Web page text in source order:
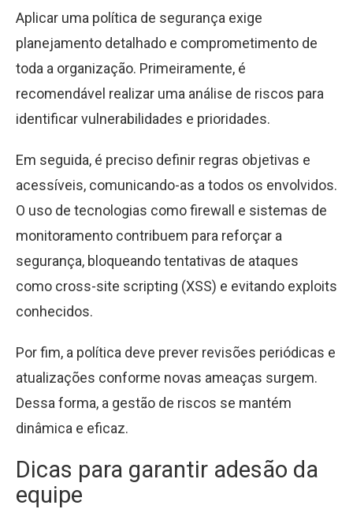
Aplicar uma política de segurança exige
planejamento detalhado e comprometimento de
toda a organização. Primeiramente, é
recomendável realizar uma análise de riscos para
identificar vulnerabilidades e prioridades.
Em seguida, é preciso definir regras objetivas e
acessíveis, comunicando-as a todos os envolvidos.
O uso de tecnologias como firewall e sistemas de
monitoramento contribuem para reforçar a
segurança, bloqueando tentativas de ataques
como cross-site scripting (XSS) e evitando exploits
conhecidos.
Por fim, a política deve prever revisões periódicas e
atualizações conforme novas ameaças surgem.
Dessa forma, a gestão de riscos se mantém
dinâmica e eficaz.
Dicas para garantir adesão da
equipe